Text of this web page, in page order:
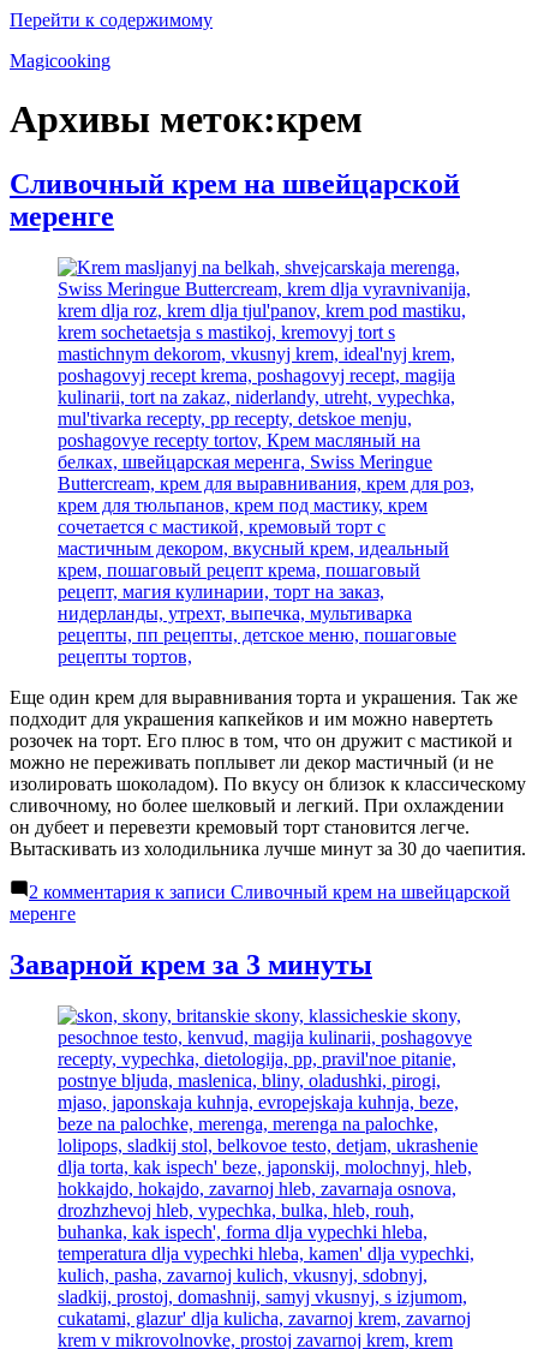
Перейти к содержимому
Magicooking
Архивы меток:крем
Сливочный крем на швейцарской
меренге
Еще один крем для выравнивания торта и украшения. Так же
подходит для украшения капкейков и им можно навертеть
розочек на торт. Его плюс в том, что он дружит с мастикой и
можно не переживать поплывет ли декор мастичный (и не
изолировать шоколадом). По вкусу он близок к классическому
сливочному, но более шелковый и легкий. При охлаждении
он дубеет и перевезти кремовый торт становится легче.
Вытаскивать из холодильника лучше минут за 30 до чаепития.
2 комментария к записи Сливочный крем на швейцарской
меренге
Заварной крем за 3 минуты